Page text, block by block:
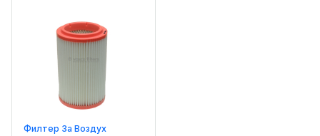
Филтер За Воздух